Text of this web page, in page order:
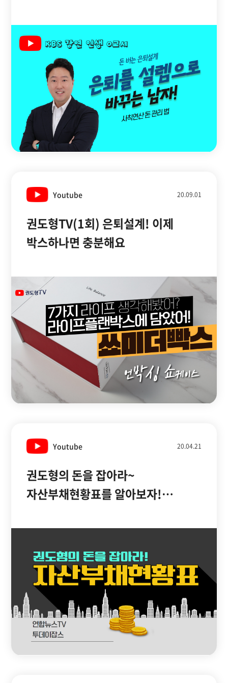
(ft. 사칙연산 돈 관리법) KBS
20201217 방송
Youtube 20.09.01
권도형TV(1회) 은퇴설계! 이제
박스하나면 충분해요
Youtube 20.04.21
권도형의 돈을 잡아라~
자산부채현황표를 알아보자!